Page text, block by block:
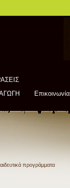
Επικοινωνία
προγράμματα